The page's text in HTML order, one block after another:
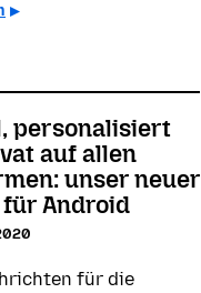
personalisiert
auf allen
unser neuer
Android
für die